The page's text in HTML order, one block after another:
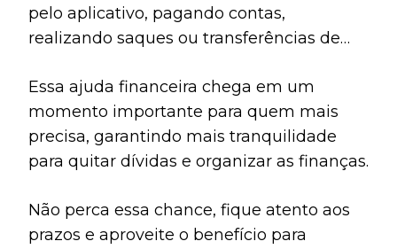
pelo aplicativo, pagando contas,
realizando saques ou transferências de
Essa ajuda financeira chega em um
momento importante para quem mais
precisa, garantindo mais tranquilidade
para quitar dívidas e organizar as finanças.
Não perca essa chance, fique atento aos
prazos e aproveite o benefício para